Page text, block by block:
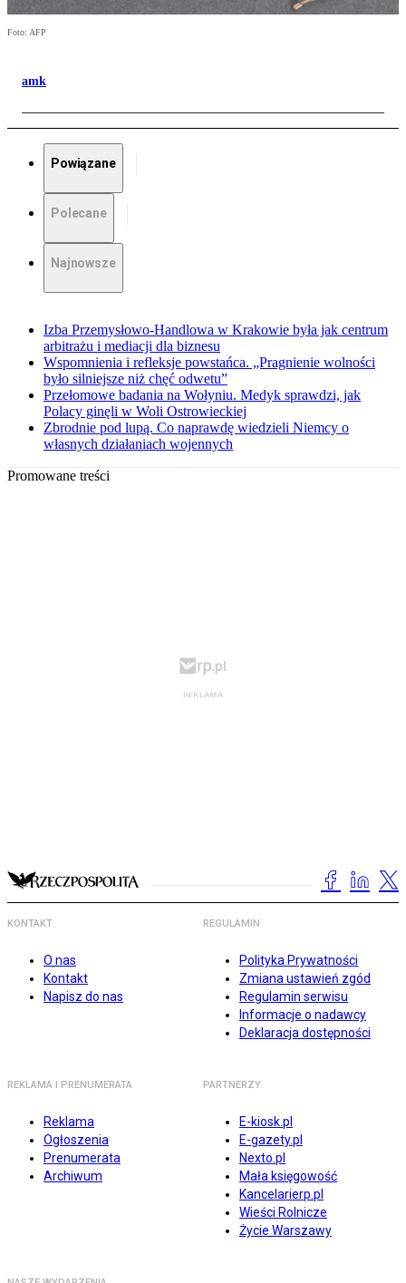
Foto: AFP
amk
Powiązane
Polecane
Najnowsze
Izba Przemysłowo-Handlowa w Krakowie była jak centrum
arbitrażu i mediacji dla biznesu
Wspomnienia i refleksje powstańca. „Pragnienie wolności
było silniejsze niż chęć odwetu”
Przełomowe badania na Wołyniu. Medyk sprawdzi, jak
Polacy ginęli w Woli Ostrowieckiej
Zbrodnie pod lupą. Co naprawdę wiedzieli Niemcy o
własnych działaniach wojennych
Promowane treści
KONTAKT
O nas
Kontakt
Napisz do nas
REGULAMIN
Polityka Prywatności
Zmiana ustawień zgód
Regulamin serwisu
Informacje o nadawcy
Deklaracja dostępności
REKLAMA I PRENUMERATA
Reklama
Ogłoszenia
Prenumerata
Archiwum
PARTNERZY
E-kiosk.pl
E-gazety.pl
Nexto.pl
Mała księgowość
Kancelarierp.pl
Wieści Rolnicze
Życie Warszawy